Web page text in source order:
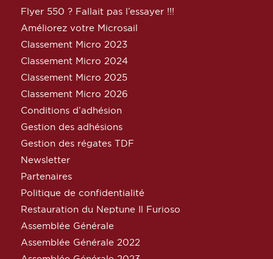
Flyer 550 ? Fallait pas l’essayer !!!
Améliorez votre Microsail
Classement Micro 2023
Classement Micro 2024
Classement Micro 2025
Classement Micro 2026
Conditions d’adhésion
Gestion des adhésions
Gestion des régates TDF
Newsletter
Partenaires
Politique de confidentialité
Restauration du Neptune Il Furioso
Assemblée Générale
Assemblée Générale 2022